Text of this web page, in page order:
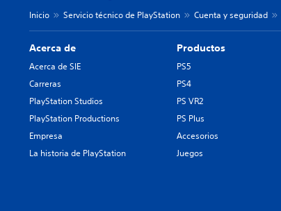
Inicio Servicio técnico de PlayStation Cuenta y seguridad
Acerca de
Acerca de SIE
Carreras
PlayStation Studios
PlayStation Productions
Empresa
La historia de PlayStation
Productos
PS5
PS4
PS VR2
PS Plus
Accesorios
Juegos